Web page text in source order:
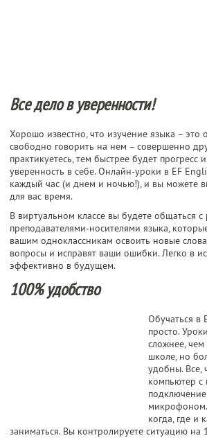
Все дело в уверенности!
Хорошо известно, что изучение языка – это
свободно говорить на нем – совершенно
практикуетесь, тем быстрее будет прогресс
уверенность в себе. Онлайн-уроки в EF
каждый час (и днем и ночью!), и вы можете
для вас время.
В виртуальном классе вы будете общаться
преподавателями-носителями языка,
вашим одноклассникам освоить новые
вопросы и исправят ваши ошибки. Легко в
эффективно в будущем.
100% удобство
Обучаться в
просто.
сложнее,
школе, но
удобны. Все,
компьютер с
когда, где и
заниматься. Вы контролируете ситуацию на